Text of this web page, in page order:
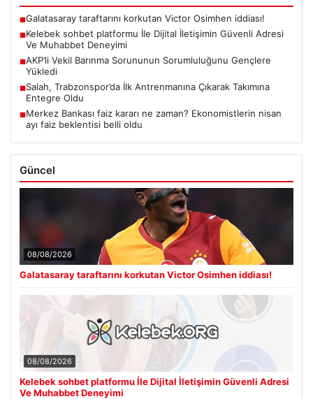
■Galatasaray taraftarını korkutan Victor Osimhen iddiası!
■Kelebek sohbet platformu İle Dijital İletişimin Güvenli Adresi
Ve Muhabbet Deneyimi
■AKP’li Vekil Barınma Sorununun Sorumluluğunu Gençlere
Yükledi
■Salah, Trabzonspor’da İlk Antrenmanına Çıkarak Takımına
Entegre Oldu
■Merkez Bankası faiz kararı ne zaman? Ekonomistlerin nisan
ayı faiz beklentisi belli oldu
Güncel
08/08/2026
Galatasaray taraftarını korkutan Victor Osimhen iddiası!
08/08/2026
Kelebek sohbet platformu İle Dijital İletişimin Güvenli Adresi
Ve Muhabbet Deneyimi